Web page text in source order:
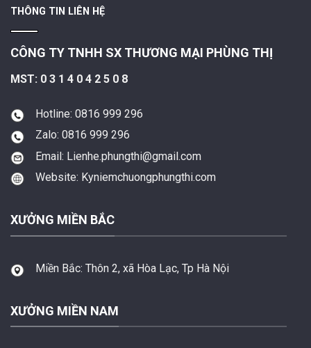
THÔNG TIN LIÊN HỆ
CÔNG TY TNHH SX THƯƠNG MẠI PHÙNG THỊ
MST: 0 3 1 4 0 4 2 5 0 8
Hotline: 0816 999 296
Zalo: 0816 999 296
Email: Lienhe.phungthi@gmail.com
Website: Kyniemchuongphungthi.com
XƯỞNG MIỀN BẮC
Miền Bắc: Thôn 2, xã Hòa Lạc, Tp Hà Nội
XƯỞNG MIỀN NAM